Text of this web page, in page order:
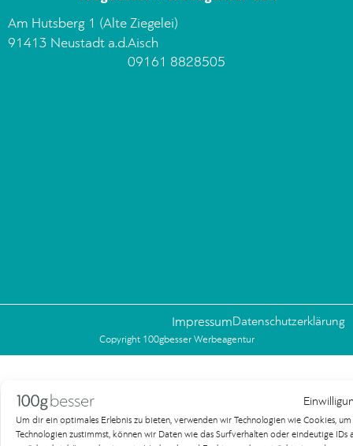
Um dir ein optimales Erlebnis zu bieten, verwenden wir Technologien wie Cookies,
Technologien zustimmst, können wir Daten wie das Surfverhalten oder eindeutige
Am Hutsberg 1 (Alte Ziegelei)
91413 Neustadt a.d.Aisch
09161 8828505
Copyright 100gbesser Werbeagentur
Datenschutzerklärung
Impressum